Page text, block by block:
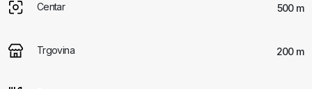
Centar 500 m
Trgovina 200 m